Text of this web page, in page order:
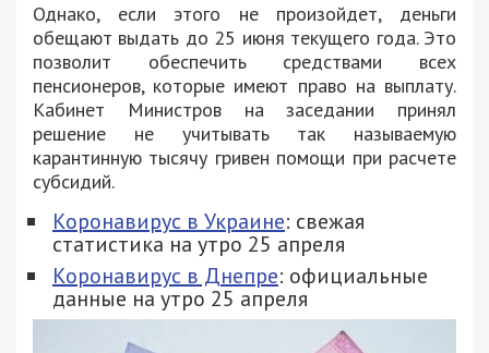
Однако, если этого не произойдет, деньги
обещают выдать до 25 июня текущего года. Это
позволит обеспечить средствами всех
пенсионеров, которые имеют право на выплату.
Кабинет Министров на заседании принял
решение не учитывать так называемую
карантинную тысячу гривен помощи при расчете
субсидий.
Коронавирус в Украине: свежая
статистика на утро 25 апреля
Коронавирус в Днепре: официальные
данные на утро 25 апреля